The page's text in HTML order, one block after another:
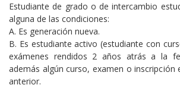
Estudiante de grado o de intercambio
alguna de las condiciones:
A. Es generación nueva.
B. Es estudiante activo (estudiante con
exámenes rendidos 2 años atrás a la
además algún curso, examen o inscripción
anterior.